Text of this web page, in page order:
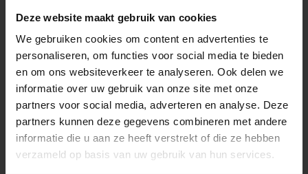
Deze website maakt gebruik van cookies
We gebruiken cookies om content en advertenties te
personaliseren, om functies voor social media te bieden
en om ons websiteverkeer te analyseren. Ook delen we
informatie over uw gebruik van onze site met onze
partners voor social media, adverteren en analyse. Deze
partners kunnen deze gegevens combineren met andere
informatie die u aan ze heeft verstrekt of die ze hebben
verzameld op basis van uw gebruik van hun services.
26 september 2023
30 oktober Informatiebijeenkomst
Longkanker wat nu? in Tilburg
Lees verder